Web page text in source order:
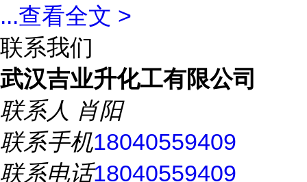
...查看全文 >
联系我们
武汉吉业升化工有限公司
联系人 肖阳
联系手机18040559409
联系电话18040559409